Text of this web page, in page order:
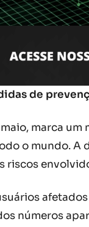
de
marca
o mundo.
riscos
números